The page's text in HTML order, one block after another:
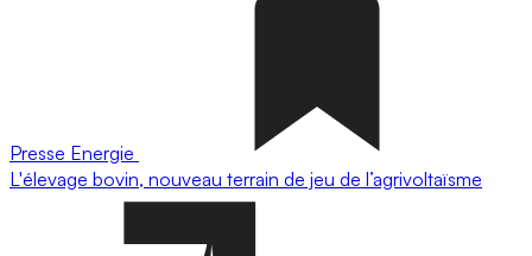
Presse Energie
L'élevage bovin, nouveau terrain de jeu de l’agrivoltaïsme